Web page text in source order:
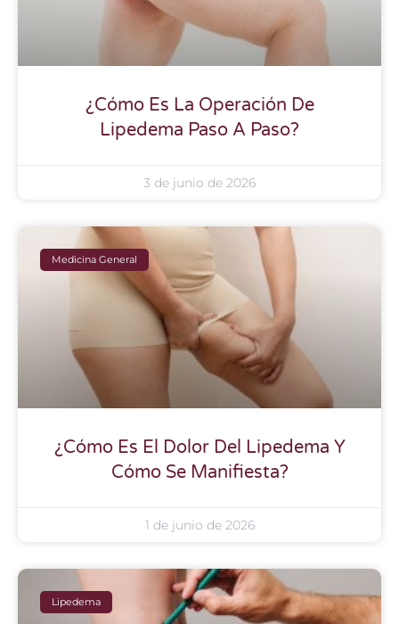
¿Cómo Es La Operación De
Lipedema Paso A Paso?
3 de junio de 2026
Medicina General
¿Cómo Es El Dolor Del Lipedema Y
Cómo Se Manifiesta?
1 de junio de 2026
Lipedema